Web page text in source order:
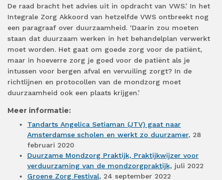
De raad bracht het advies uit in opdracht van VWS.’ In het
Integrale Zorg Akkoord van hetzelfde VWS ontbreekt nog
een paragraaf over duurzaamheid. ‘Daarin zou moeten
staan dat duurzaam werken in het behandelplan verwerkt
moet worden. Het gaat om goede zorg voor de patiënt,
maar in hoeverre zorg je goed voor de patiënt als je
intussen voor bergen afval en vervuiling zorgt? In de
richtlijnen en protocollen van de mondzorg moet
duurzaamheid ook een plaats krijgen.’
Meer informatie:
Tandarts Angelica Setiaman (JTV) gaat naar
Amsterdamse scholen en werkt zo duurzamer, 28
februari 2020
Duurzame Mondzorg Praktijk, Praktijkwijzer voor
verduurzaming van de mondzorgpraktijk, juli 2022
Groene Zorg Festival, 24 september 2022